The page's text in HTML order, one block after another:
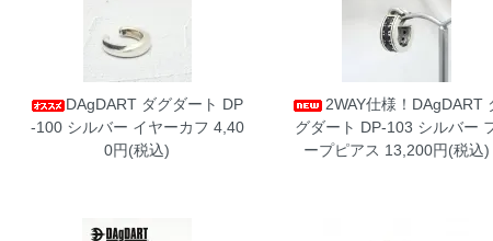
DAgDART ダグダート DP
-100 シルバー イヤーカフ 4,40
0円(税込)
2WAY仕様！DAgDART
グダート DP-103 シルバー
ープピアス 13,200円(税込)